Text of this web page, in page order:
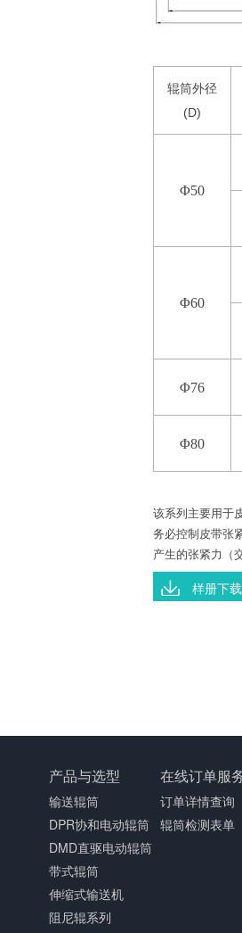
辊筒外径
(D)
Φ50
Φ60
Φ76
Φ80
该系列主要用于
务必控制皮带张
产生的张紧力（
样册下载
产品与选型
输送辊筒
DPR协和电动辊筒
DMD直驱电动辊筒
带式辊筒
伸缩式输送机
阻尼辊系列
在线订单服
订单详情查询
辊筒检测表单